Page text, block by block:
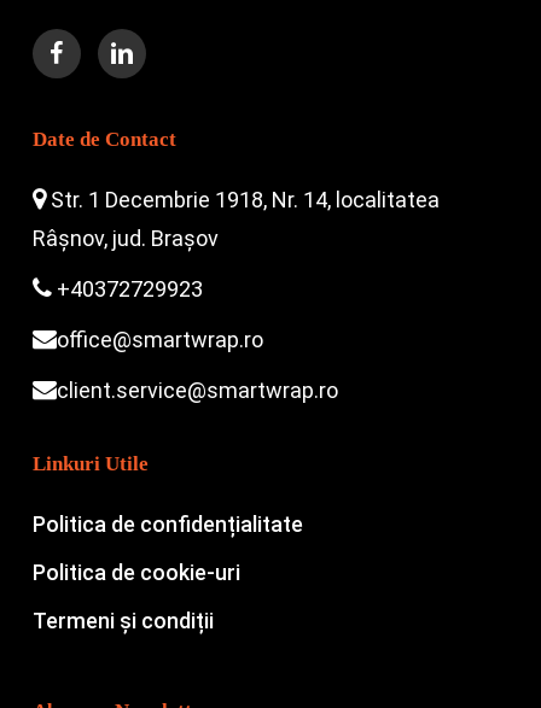
Date de Contact
Str. 1 Decembrie 1918, Nr. 14, localitatea
Râșnov, jud. Brașov
+40372729923
office@smartwrap.ro
client.service@smartwrap.ro
Linkuri Utile
Politica de confidențialitate
Politica de cookie-uri
Termeni și condiții